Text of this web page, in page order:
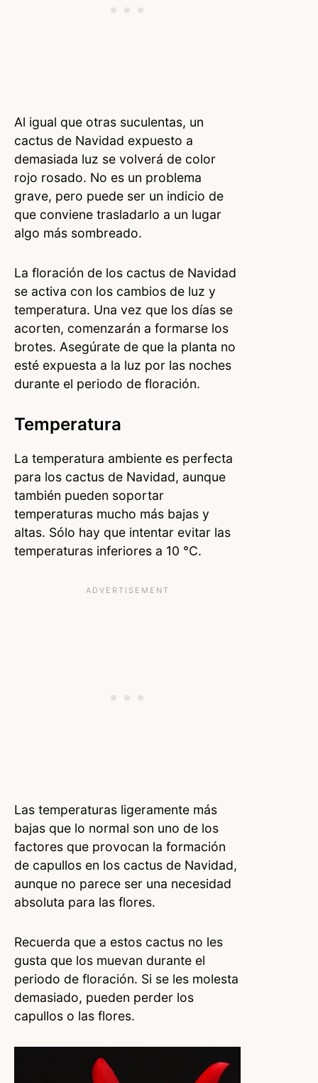
Al igual que otras suculentas, un
cactus de Navidad expuesto a
demasiada luz se volverá de color
rojo rosado. No es un problema
grave, pero puede ser un indicio de
que conviene trasladarlo a un lugar
algo más sombreado.
La floración de los cactus de Navidad
se activa con los cambios de luz y
temperatura. Una vez que los días se
acorten, comenzarán a formarse los
brotes. Asegúrate de que la planta no
esté expuesta a la luz por las noches
durante el periodo de floración.
Temperatura
La temperatura ambiente es perfecta
para los cactus de Navidad, aunque
también pueden soportar
temperaturas mucho más bajas y
altas. Sólo hay que intentar evitar las
temperaturas inferiores a 10 °C.
Las temperaturas ligeramente más
bajas que lo normal son uno de los
factores que provocan la formación
de capullos en los cactus de Navidad,
aunque no parece ser una necesidad
absoluta para las flores.
Recuerda que a estos cactus no les
gusta que los muevan durante el
periodo de floración. Si se les molesta
demasiado, pueden perder los
capullos o las flores.